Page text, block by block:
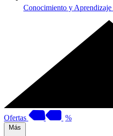
Conocimiento y Aprendizaje
Ofertas %
Más